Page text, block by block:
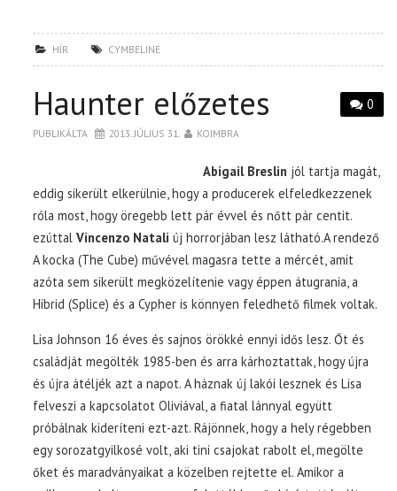
HÍR CYMBELINE
0
Haunter előzetes
PUBLIKÁLTA 2013. JÚLIUS 31. KOIMBRA
Abigail Breslin jól tartja magát,
eddig sikerült elkerülnie, hogy a producerek elfeledkezzenek
róla most, hogy öregebb lett pár évvel és nőtt pár centit.
ezúttal Vincenzo Natali új horrorjában lesz látható.A rendező
A kocka (The Cube) művével magasra tette a mércét, amit
azóta sem sikerült megközelítenie vagy éppen átugrania, a
Hibrid (Splice) és a Cypher is könnyen feledhető filmek voltak.
Lisa Johnson 16 éves és sajnos örökké ennyi idős lesz. Őt és
családját megölték 1985-ben és arra kárhoztattak, hogy újra
és újra átéljék azt a napot. A háznak új lakói lesznek és Lisa
felveszi a kapcsolatot Oliviával, a fiatal lánnyal együtt
próbálnak kideríteni ezt-azt. Rájönnek, hogy a hely régebben
egy sorozatgyilkosé volt, aki tini csajokat rabolt el, megölte
őket és maradványaikat a közelben rejtette el. Amikor a